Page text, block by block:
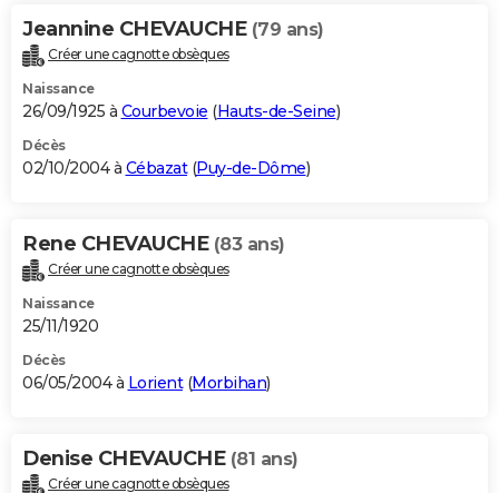
Jeannine CHEVAUCHE (79 ans)
Créer une cagnotte obsèques
Naissance
26/09/1925 à Courbevoie (Hauts-de-Seine)
Décès
02/10/2004 à Cébazat(Puy-de-Dôme)
Rene CHEVAUCHE (83 ans)
Créer une cagnotte obsèques
Naissance
25/11/1920
Décès
06/05/2004 à Lorient(Morbihan)
Denise CHEVAUCHE (81 ans)
Créer une cagnotte obsèques